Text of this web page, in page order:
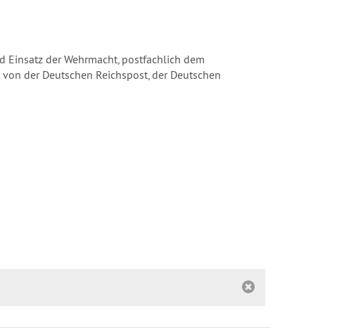
der Wehrmacht, postfachlich dem
der Deutschen Reichspost, der Deutschen